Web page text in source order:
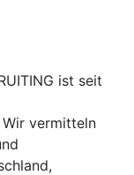
ist seit
vermitteln